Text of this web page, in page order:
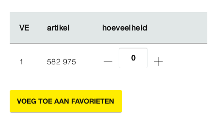
VE artikel hoeveelheid
VE artikel hoeveelheid
1 582 975
VOEG TOE AAN FAVORIETEN